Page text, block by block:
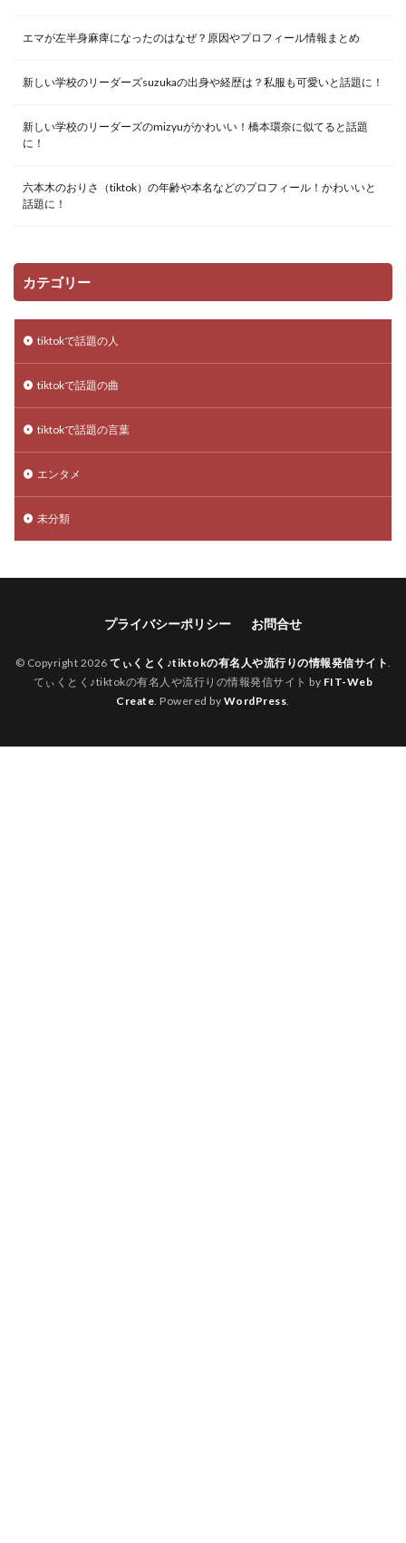
エマが左半身麻痺になったのはなぜ？原因やプロフィール情報まとめ
新しい学校のリーダーズsuzukaの出身や経歴は？私服も可愛いと話題に！
新しい学校のリーダーズのmizyuがかわいい！橋本環奈に似てると話題
に！
六本木のおりさ（tiktok）の年齢や本名などのプロフィール！かわいいと
話題に！
カテゴリー
tiktokで話題の人
tiktokで話題の曲
tiktokで話題の言葉
エンタメ
未分類
プライバシーポリシー お問合せ
© Copyright 2026 てぃくとく♪tiktokの有名人や流行りの情報発信サイト.
てぃくとく♪tiktokの有名人や流行りの情報発信サイト by FIT-Web
Create. Powered by WordPress.